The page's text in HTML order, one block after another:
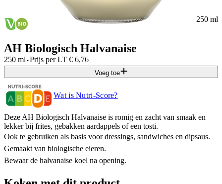
250 ml
AH Biologisch Halvanaise
250 ml·Prijs per LT € 6,76
Voeg toe
Wat is Nutri-Score?
Deze AH Biologisch Halvanaise is romig en zacht van smaak en
lekker bij frites, gebakken aardappels of een tosti.
Ook te gebruiken als basis voor dressings, sandwiches en dipsaus.
Gemaakt van biologische eieren.
Bewaar de halvanaise koel na opening.